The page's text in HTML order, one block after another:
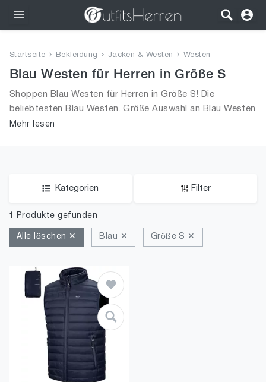
Bekleidung
Wäsche
Schuhe
Startseite Bekleidung Jacken & Westen Westen
Blau Westen für Herren in Größe S
Shoppen Blau Westen für Herren in Größe S! Die
beliebtesten Blau Westen. Größe Auswahl an Blau Westen
in Größe S und alle Trends aus 2026 für Männer!
Mehr lesen
Kategorien Filter
1 Produkte gefunden
Alle löschen ✕ Blau ✕ Größe S ✕